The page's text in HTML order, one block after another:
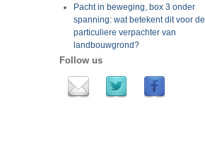
Pacht in beweging, box 3 onder
spanning: wat betekent dit voor de
particuliere verpachter van
landbouwgrond?
Follow us